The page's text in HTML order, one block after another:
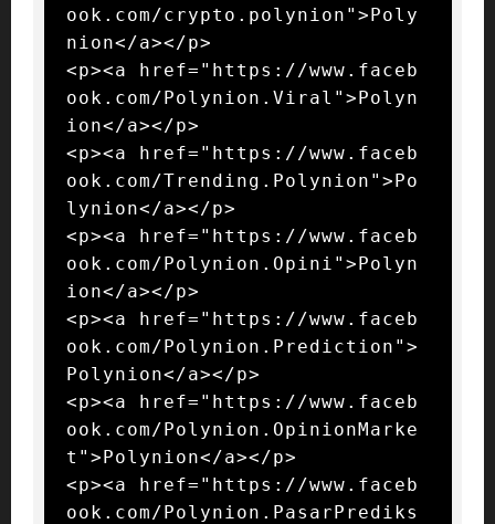
ook.com/crypto.polynion">Poly
nion</a></p>
<p><a href="https://www.faceb
ook.com/Polynion.Viral">Polyn
ion</a></p>
<p><a href="https://www.faceb
ook.com/Trending.Polynion">Po
lynion</a></p>
<p><a href="https://www.faceb
ook.com/Polynion.Opini">Polyn
ion</a></p>
<p><a href="https://www.faceb
ook.com/Polynion.Prediction">
Polynion</a></p>
<p><a href="https://www.faceb
ook.com/Polynion.OpinionMarke
t">Polynion</a></p>
<p><a href="https://www.faceb
ook.com/Polynion.PasarPrediks